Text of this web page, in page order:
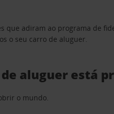
que adiram ao programa de
o seu carro de aluguer.
aluguer está
o mundo.